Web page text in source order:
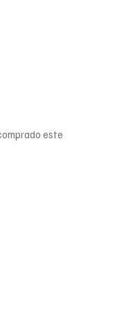
este